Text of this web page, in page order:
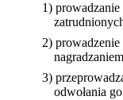
1)
2)
3)
odwołania